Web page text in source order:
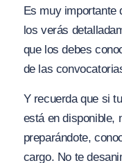
Es muy importante
los verás
que los debes
de las
Y recuerda que si
está en disponible,
preparándote,
cargo. No te